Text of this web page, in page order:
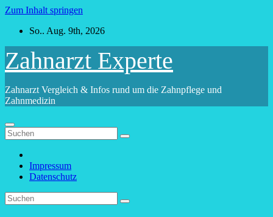
Zum Inhalt springen
So.. Aug. 9th, 2026
Zahnarzt Experte
Zahnarzt Vergleich & Infos rund um die Zahnpflege und
Zahnmedizin
Impressum
Datenschutz